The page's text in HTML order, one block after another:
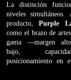
La distinción
niveles
producto,Purple
como el brazo de
gama —margen
bajo,
posicionamiento en